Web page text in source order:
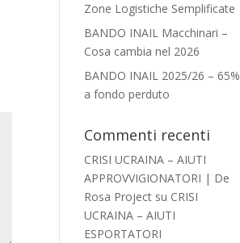
Zone Logistiche Semplificate
BANDO INAIL Macchinari –
Cosa cambia nel 2026
BANDO INAIL 2025/26 – 65%
a fondo perduto
Commenti recenti
CRISI UCRAINA – AIUTI
APPROVVIGIONATORI | De
Rosa Project su CRISI
UCRAINA – AIUTI
ESPORTATORI